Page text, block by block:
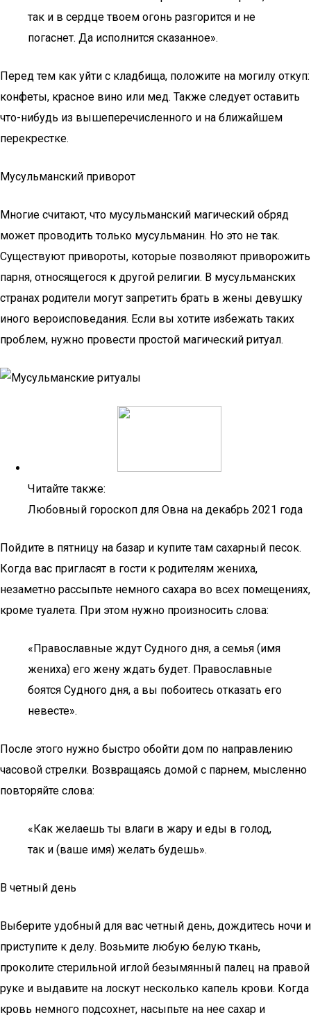
так и в сердце твоем огонь разгорится и не
погаснет. Да исполнится сказанное».
Перед тем как уйти с кладбища, положите на могилу откуп:
конфеты, красное вино или мед. Также следует оставить
что-нибудь из вышеперечисленного и на ближайшем
перекрестке.
Мусульманский приворот
Многие считают, что мусульманский магический обряд
может проводить только мусульманин. Но это не так.
Существуют привороты, которые позволяют приворожить
парня, относящегося к другой религии. В мусульманских
странах родители могут запретить брать в жены девушку
иного вероисповедания. Если вы хотите избежать таких
проблем, нужно провести простой магический ритуал.
Читайте также:
Любовный гороскоп для Овна на декабрь 2021 года
Пойдите в пятницу на базар и купите там сахарный песок.
Когда вас пригласят в гости к родителям жениха,
незаметно рассыпьте немного сахара во всех помещениях,
кроме туалета. При этом нужно произносить слова:
«Православные ждут Судного дня, а семья (имя
жениха) его жену ждать будет. Православные
боятся Судного дня, а вы побоитесь отказать его
невесте».
После этого нужно быстро обойти дом по направлению
часовой стрелки. Возвращаясь домой с парнем, мысленно
повторяйте слова:
«Как желаешь ты влаги в жару и еды в голод,
так и (ваше имя) желать будешь».
В четный день
Выберите удобный для вас четный день, дождитесь ночи и
приступите к делу. Возьмите любую белую ткань,
проколите стерильной иглой безымянный палец на правой
руке и выдавите на лоскут несколько капель крови. Когда
кровь немного подсохнет, насыпьте на нее сахар и